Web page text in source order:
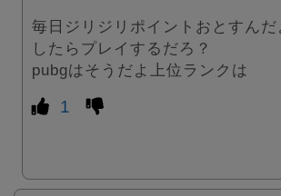
毎日ジリジリポイントおとすんだ
したらプレイするだろ？
pubgはそうだよ上位ランクは
1